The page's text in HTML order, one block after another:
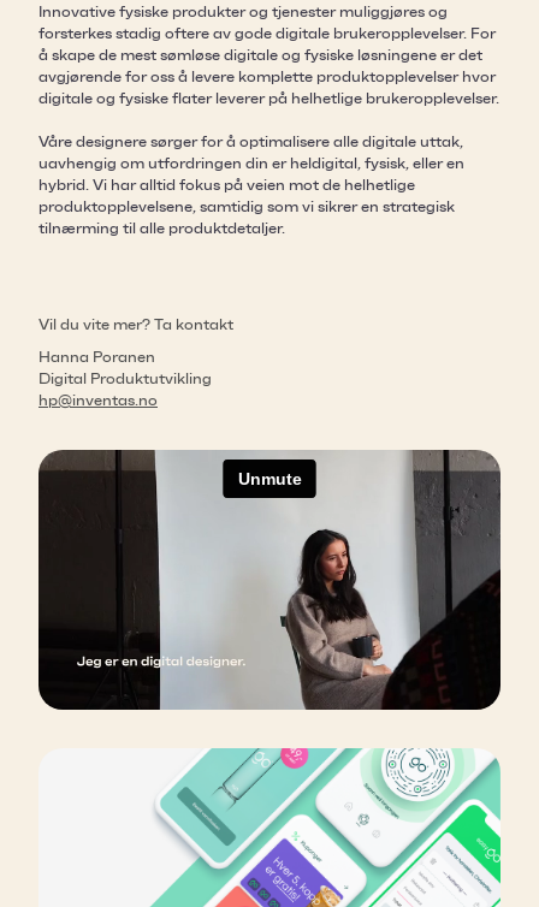
Innovative fysiske produkter og tjenester muliggjøres og
forsterkes stadig oftere av gode digitale brukeropplevelser. For
å skape de mest sømløse digitale og fysiske løsningene er det
avgjørende for oss å levere komplette produktopplevelser hvor
digitale og fysiske flater leverer på helhetlige brukeropplevelser.
Våre designere sørger for å optimalisere alle digitale uttak,
uavhengig om utfordringen din er heldigital, fysisk, eller en
hybrid. Vi har alltid fokus på veien mot de helhetlige
produktopplevelsene, samtidig som vi sikrer en strategisk
tilnærming til alle produktdetaljer.
Vil du vite mer? Ta kontakt
Hanna Poranen
Digital Produktutvikling
hp@inventas.no